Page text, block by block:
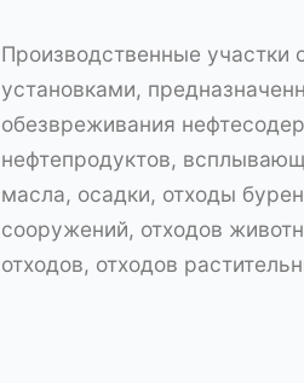
Производственные
установками,
обезвреживания
нефтепродуктов,
масла, осадки, отходы
сооружений, отходов
отходов, отходов